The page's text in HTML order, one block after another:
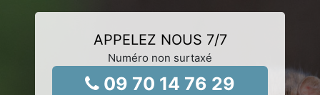
APPELEZ NOUS 7/7
Numéro non surtaxé
09 70 14 76 29